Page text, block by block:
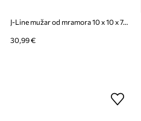
J-Line mužar od mramora 10 x 10 x 7,5 cm
30,99 €